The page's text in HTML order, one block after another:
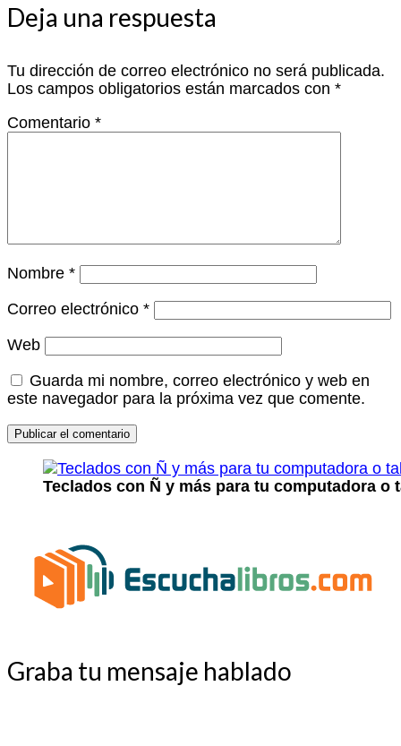
Deja una respuesta
Tu dirección de correo electrónico no será publicada.
Los campos obligatorios están marcados con *
Comentario *
Nombre *
Correo electrónico *
Web
Guarda mi nombre, correo electrónico y web en
este navegador para la próxima vez que comente.
Teclados con Ñ y más para tu computadora o
Graba tu mensaje hablado